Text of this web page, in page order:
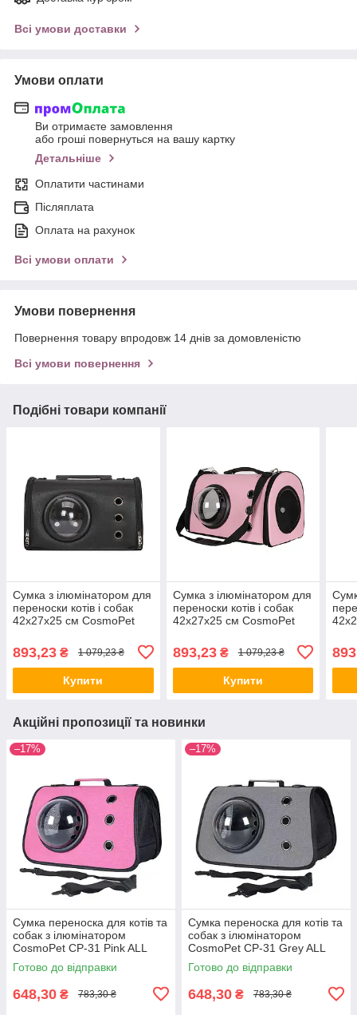
Всі умови доставки
Умови оплати
Ви отримаєте замовлення
або гроші повернуться на вашу картку
Детальніше
Оплатити частинами
Післяплата
Оплата на рахунок
Всі умови оплати
Умови повернення
Повернення товару впродовж 14 днів за домовленістю
Всі умови повернення
Подібні товари компанії
Сумка з ілюмінатором для
переноски котів і собак
42x27x25 см CosmoPet
шкіра) ALL Качество +
5827
893,23 ₴ 1 079,23 ₴
Купити
Сумка з ілюмінатором для
переноски котів і собак
42x27x25 см CosmoPet
ALL Качество + 5828
893,23₴ 1 079,23 ₴
Купити
Акційні пропозиції та новинки
–17%
Сумка переноска для котів та
собак з ілюмінатором
CosmoPet CP-31 Pink ALL
Качество + 3139
Готово до відправки
648,30 ₴ 783,30 ₴
–17%
Сумка переноска для котів та
собак з ілюмінатором
CosmoPet CP-31 Grey ALL
Качество + 3140
Готово до відправки
648,30 ₴ 783,30 ₴